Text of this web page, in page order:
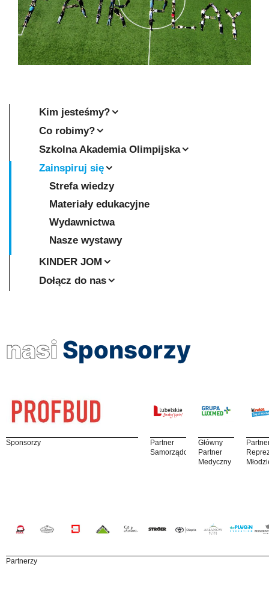
Kim jesteśmy?
Co robimy?
Szkolna Akademia Olimpijska
Zainspiruj się
Strefa wiedzy
Materiały edukacyjne
Wydawnictwa
Nasze wystawy
KINDER JOM
Dołącz do nas
nasi Sponsorzy
Sponsorzy
Partner
Samorządowy
Główny
Partner
Medyczny
Partnerzy